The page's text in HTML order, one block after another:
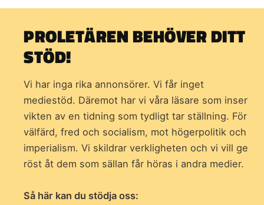
PROLETÄREN BEHÖVER DITT
STÖD!
Vi har inga rika annonsörer. Vi får inget
mediestöd. Däremot har vi våra läsare som inser
vikten av en tidning som tydligt tar ställning. För
välfärd, fred och socialism, mot högerpolitik och
imperialism. Vi skildrar verkligheten och vi vill ge
röst åt dem som sällan får höras i andra medier.
Så här kan du stödja oss: